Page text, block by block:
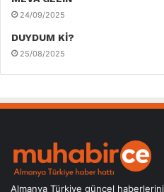
24/09/2025
DUYDUM Kİ?
25/08/2025
Almanya Türkiye güncel